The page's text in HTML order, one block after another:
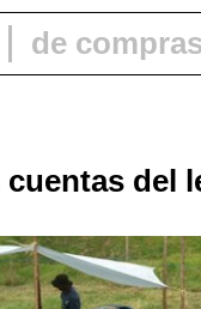
de compras
cuentas del